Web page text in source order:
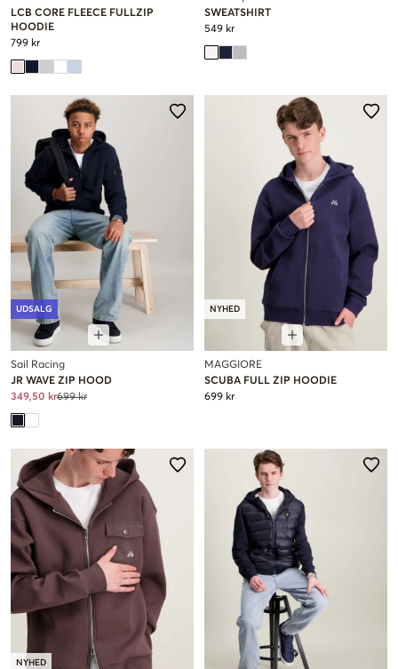
LCB CORE FLEECE FULLZIP
HOODIE
799 kr
SWEATSHIRT
549 kr
UDSALG
Sail Racing
JR WAVE ZIP HOOD
349,50 kr699 kr
NYHED
MAGGIORE
SCUBA FULL ZIP HOODIE
699 kr
NYHED